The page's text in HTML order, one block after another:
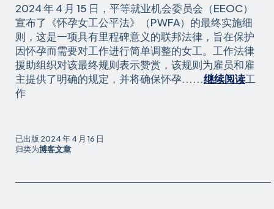
2024 年 4 月 15 日，平等就业机会委员会（EEOC）
宣布了《怀孕女工公平法》（PWFA）的最终实施细
则，这是一项具有里程碑意义的联邦法律，旨在保护
因怀孕而需要对工作进行简单调整的女工。工作法律
援助组织对该最终规则表示赞赏，该规则为雇员和雇
主提供了明确的规定，并将确保怀孕......继续阅读工
作法
助
组
已出版 2024 年 4 月 16 日
归类为博客文章